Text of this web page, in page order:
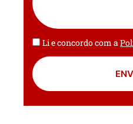
Li e concordo com a